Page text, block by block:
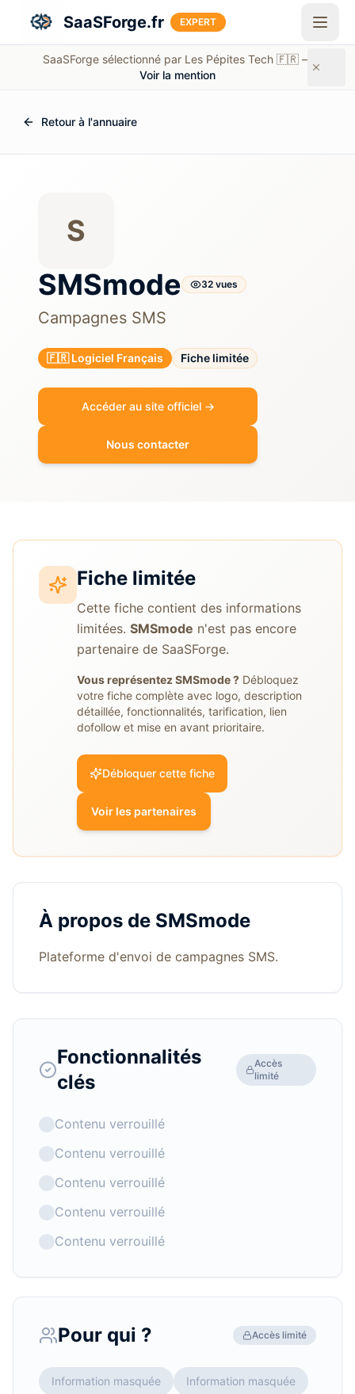
Aller au contenu principal
SaaSForge.fr EXPERT
SaaSForge sélectionné par Les Pépites Tech 🇫🇷 —
Voir la mention
Retour à l'annuaire
S
SMSmode
32 vues
Campagnes SMS
🇫🇷 Logiciel Français Fiche limitée
Accéder au site officiel →
Nous contacter
Fiche limitée
Cette fiche contient des informations
limitées. SMSmode n'est pas encore
partenaire de SaaSForge.
Vous représentezSMSmode? Débloquez
votre fiche complète avec logo, description
détaillée, fonctionnalités, tarification, lien
dofollow et mise en avant prioritaire.
Débloquer cette fiche
Voir les partenaires
À propos de SMSmode
Plateforme d'envoi de campagnes SMS.
Fonctionnalités
clés
Accès
limité
Contenu verrouillé
Contenu verrouillé
Contenu verrouillé
Contenu verrouillé
Contenu verrouillé
Pour qui ? Accès limité
Information masquée Information masquée